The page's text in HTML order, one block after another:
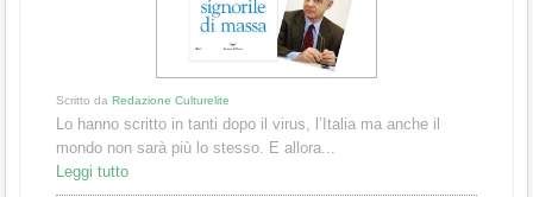
Scritto da Redazione Culturelite
Lo hanno scritto in tanti dopo il virus, l’Italia ma anche il
mondo non sarà più lo stesso. E allora...
Leggi tutto